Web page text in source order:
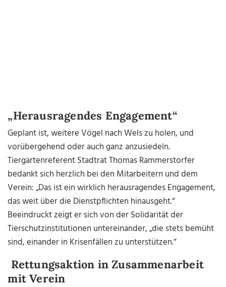
„Herausragendes Engagement“
Geplant ist, weitere Vögel nach Wels zu holen, und
vorübergehend oder auch ganz anzusiedeln.
Tiergartenreferent Stadtrat Thomas Rammerstorfer
bedankt sich herzlich bei den Mitarbeitern und dem
Verein: „Das ist ein wirklich herausragendes Engagement,
das weit über die Dienstpflichten hinausgeht.“
Beeindruckt zeigt er sich von der Solidarität der
Tierschutzinstitutionen untereinander, „die stets bemüht
sind, einander in Krisenfällen zu unterstützen.“
Rettungsaktion in Zusammenarbeit
mit Verein